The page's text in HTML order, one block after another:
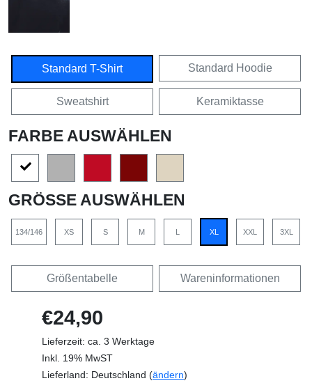
Standard T-Shirt Standard Hoodie
Sweatshirt Keramiktasse
FARBE AUSWÄHLEN
GRÖSSE AUSWÄHLEN
134/146 XS S M L XL XXL 3XL
Größentabelle Wareninformationen
€24,90
Lieferzeit: ca. 3 Werktage
Inkl. 19% MwST
Lieferland: Deutschland (ändern)